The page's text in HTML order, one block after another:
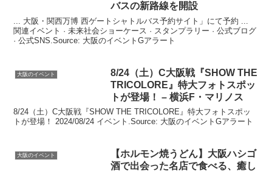
バスの新路線を開設
... 大阪・関西万博 西ゲートシャトルバス予約サイト」にて予約 ...
関連イベント · 未来社会ショーケース · スタンプラリー · 公式ブログ
· 公式SNS.Source: 大阪のイベントGアラート
大阪のイベント 8/24（土）C大阪戦『SHOW THE
TRICOLORE』特大フォトスポッ
トが登場！ – 横浜F・マリノス
8/24（土）C大阪戦『SHOW THE TRICOLORE』特大フォトスポッ
トが登場！ 2024/08/24 イベント.Source: 大阪のイベントGアラート
大阪のイベント 【ホルモン焼うどん】 大阪ハシゴ
酒で出会った名店で食べる、癒し